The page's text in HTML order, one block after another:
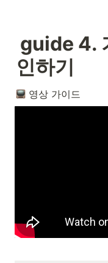
guide 4.
인하기
영상 가이드